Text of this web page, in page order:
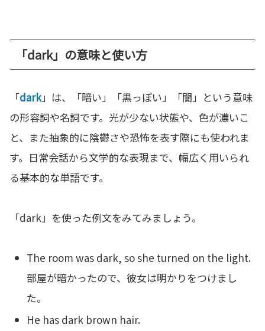
「dark」の意味と使い方
「dark」は、「暗い」「黒っぽい」「闇」という意味
の形容詞や名詞です。光が少ない状態や、色が濃いこ
と、また抽象的に陰鬱さや恐怖を表す際にも使われま
す。日常会話から文学的な表現まで、幅広く用いられ
る基本的な単語です。
「dark」を使った例文をみてみましょう。
The room was dark, so she turned on the light.
部屋が暗かったので、彼女は明かりをつけまし
た。
He has dark brown hair.